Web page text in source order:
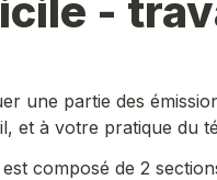
-
une partie des
et à votre pratique du
composé de 2